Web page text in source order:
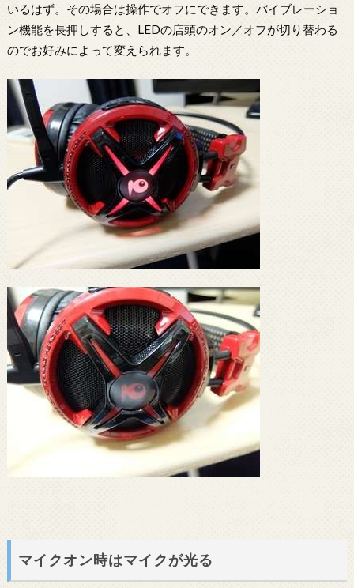
いるはず。その場合は操作でオフにできます。バイブレーショ
ン機能を長押しすると、LEDの店頭のオン／オフが切り替わる
のでお好みによって変えられます。
マイクオン時はマイクが光る